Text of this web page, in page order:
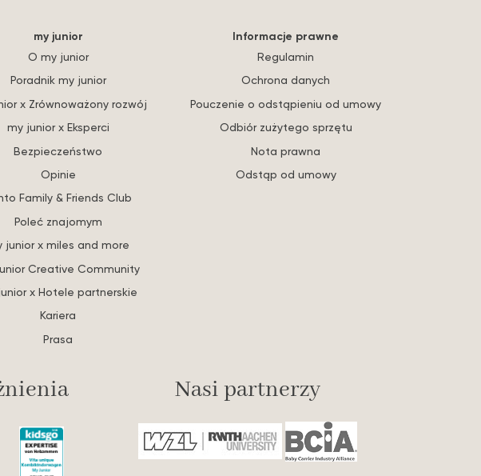
my junior
O my junior
Poradnik my junior
x Zrównoważony rozwój
my junior x Eksperci
Bezpieczeństwo
Opinie
Family & Friends Club
Poleć znajomym
junior x miles and more
Creative Community
x Hotele partnerskie
Kariera
Prasa
Informacje prawne
Regulamin
Ochrona danych
Pouczenie o odstąpieniu od umowy
Odbiór zużytego sprzętu
Nota prawna
Odstąp od umowy
Nasi partnerzy